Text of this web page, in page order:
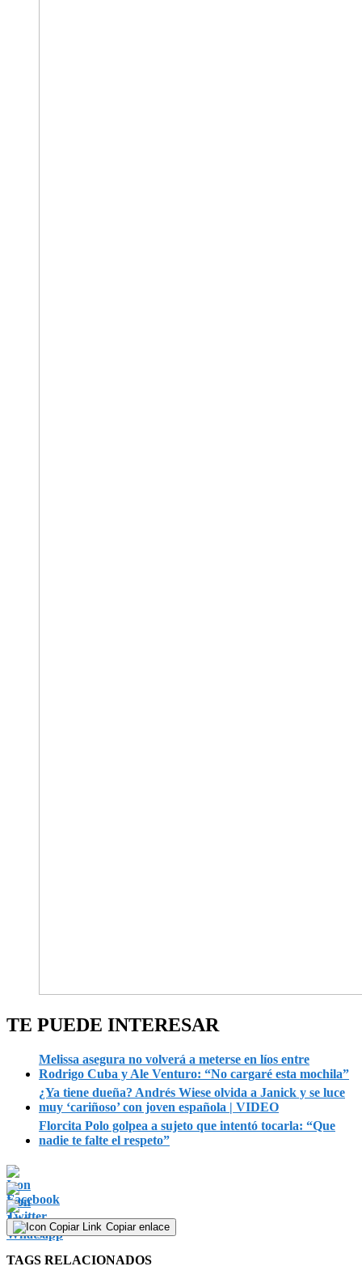
TE PUEDE INTERESAR
Melissa asegura no volverá a meterse en líos entre
Rodrigo Cuba y Ale Venturo: “No cargaré esta mochila”
¿Ya tiene dueña? Andrés Wiese olvida a Janick y se luce
muy ‘cariñoso’ con joven española | VIDEO
Florcita Polo golpea a sujeto que intentó tocarla: “Que
nadie te falte el respeto”
Copiar enlace
TAGS RELACIONADOS